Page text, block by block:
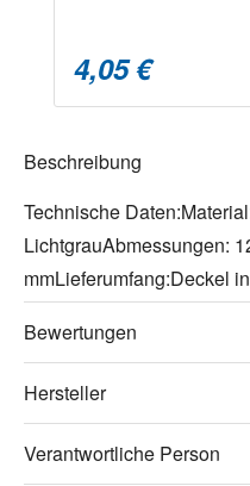
4,05 €
Beschreibung
Technische
LichtgrauAbmessungen:
mmLieferumfang:Deckel
Bewertungen
Hersteller
Verantwortliche Person